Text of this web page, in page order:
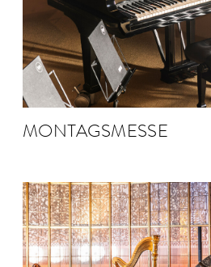
MONTAGS­MESSE